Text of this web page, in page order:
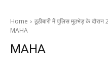
Home
ठूठीबारी में पुलिस मुठभेड़ के दौरान
MAHA
MAHA